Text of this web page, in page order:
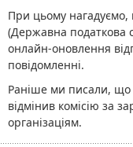
При цьому
(Державна податкова
онлайн-оновлення
повідомленні.
Раніше ми писали,
відмінив комісію за
організаціям.